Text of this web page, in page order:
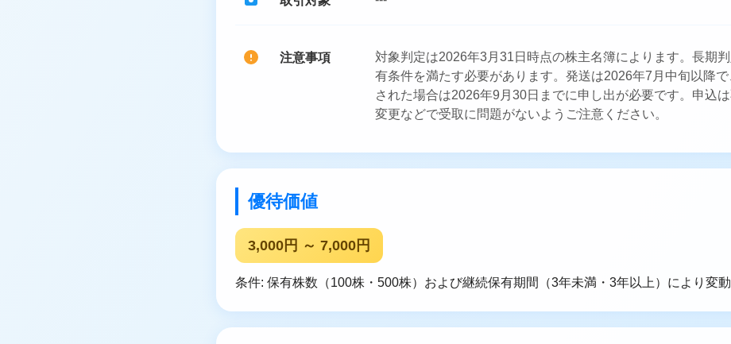
注意事項
対象判定は2026年3月31日時点の株主名簿によります。長期
有条件を満たす必要があります。発送は2026年7月中旬以降
された場合は2026年9月30日までに申し出が必要です。申込
変更などで受取に問題がないようご注意ください。
優待価値
3,000円 ～ 7,000円
条件: 保有株数（100株・500株）および継続保有期間（3年未満・3年以上）により変